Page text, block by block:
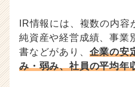
IR情報には、複数の内
純資産や経営成績、事業
書などがあり、 企業の安
み・弱み、社員の平均年